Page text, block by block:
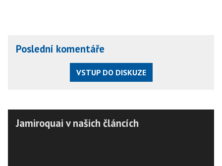
Poslední komentáře
VSTUP DO DISKUZE
Jamiroquai v našich článcích